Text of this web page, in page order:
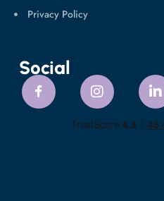
Privacy Policy
Social